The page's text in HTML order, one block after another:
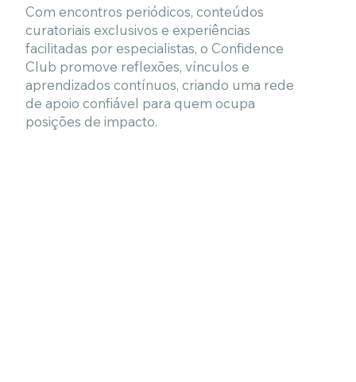
Com encontros periódicos, conteúdos
curatoriais exclusivos e experiências
facilitadas por especialistas, o Confidence
Club promove reflexões, vínculos e
aprendizados contínuos, criando uma rede
de apoio confiável para quem ocupa
posições de impacto.